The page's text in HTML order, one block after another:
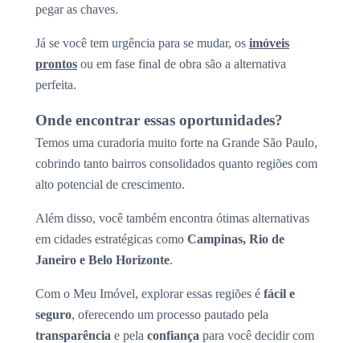
pegar as chaves.
Já se você tem urgência para se mudar, os imóveis
prontos ou em fase final de obra são a alternativa
perfeita.
Onde encontrar essas oportunidades?
Temos uma curadoria muito forte na Grande São Paulo,
cobrindo tanto bairros consolidados quanto regiões com
alto potencial de crescimento.
Além disso, você também encontra ótimas alternativas
em cidades estratégicas como Campinas, Rio de
Janeiro e Belo Horizonte.
Com o Meu Imóvel, explorar essas regiões é fácil e
seguro, oferecendo um processo pautado pela
transparência e pela confiança para você decidir com